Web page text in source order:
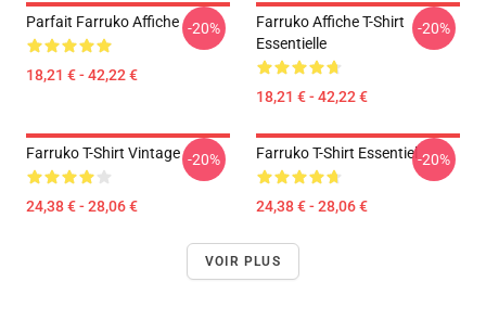
Parfait Farruko Affiche
18,21 € - 42,22 €
-20%
Farruko Affiche T-Shirt
Essentielle
18,21 € - 42,22 €
-20%
Farruko T-Shirt Vintage
24,38 € - 28,06 €
-20% Farruko T-Shirt Essentiel
24,38 € - 28,06 €
-20%
VOIR PLUS